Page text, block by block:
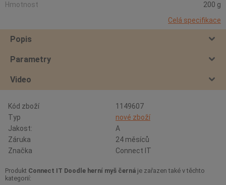
Hmotnost
200 g
Celá specifikace
Popis
Parametry
Video
Kód zboží
1149607
Typ
nové zboží
Jakost:
A
Záruka
24 měsíců
Značka
Connect IT
Produkt Connect IT Doodle herní myš černá je zařazen také v těchto
kategorií: